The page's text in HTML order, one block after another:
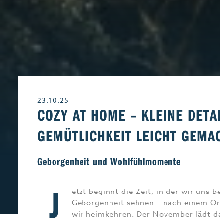
Leben & Wohnen
Liebe &
23.10.25
COZY AT HOME – KLEINE
EMÜTLICHKEIT LEICHT
Geborgenheit und Wohlfühlmomente
J
etzt beginnt die Zeit, in der wir uns
Geborgenheit sehnen – nach einem
wir heimkehren. Der November lädt